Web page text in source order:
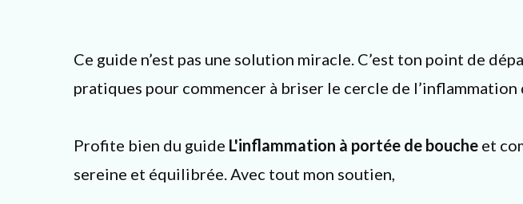
Ce guide n’est pas une solution miracle. C’est ton point de
pratiques pour commencer à briser le cercle de
Profite bien du guide L'inflammation à portée de bouche et
sereine et équilibrée. Avec tout mon soutien,